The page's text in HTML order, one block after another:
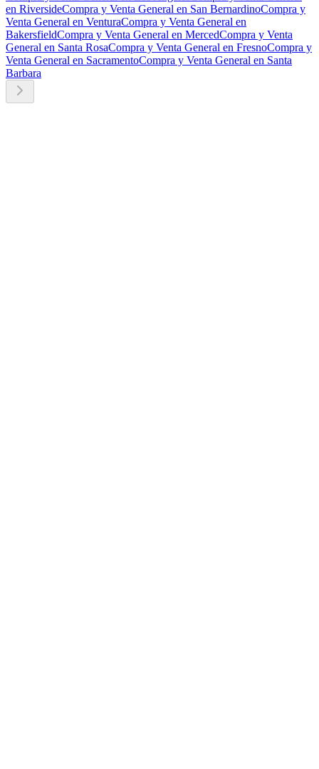
en RiversideCompra y Venta General en San BernardinoCompra y
Venta General en VenturaCompra y Venta General en
BakersfieldCompra y Venta General en MercedCompra y Venta
General en Santa RosaCompra y Venta General en FresnoCompra y
Venta General en SacramentoCompra y Venta General en Santa
Barbara